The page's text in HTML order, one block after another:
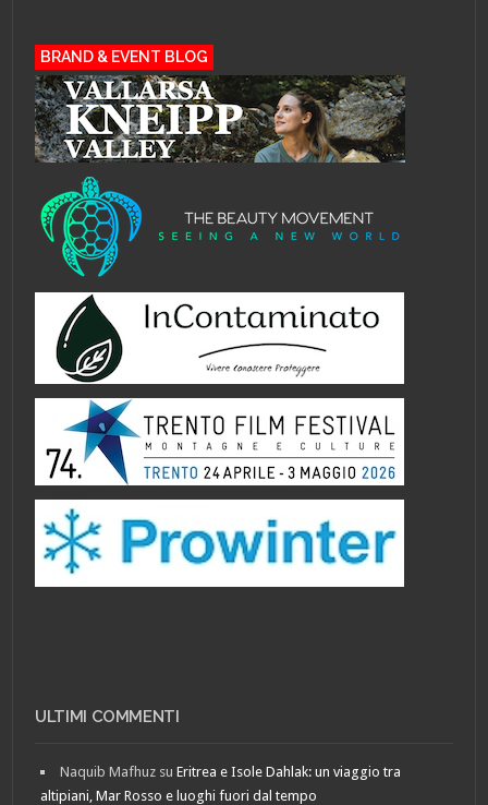
BRAND & EVENT BLOG
ULTIMI COMMENTI
Naquib Mafhuz suEritrea e Isole Dahlak: un viaggio tra
altipiani, Mar Rosso e luoghi fuori dal tempo